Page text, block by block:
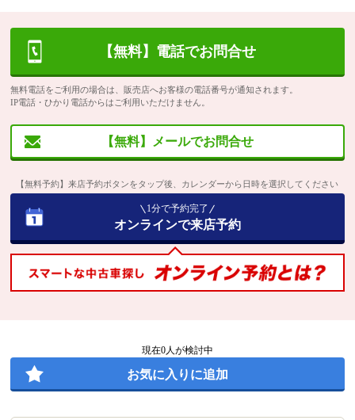
【無料】電話でお問合せ
無料電話をご利用の場合は、販売店へお客様の電話番号が通知されます。
IP電話・ひかり電話からはご利用いただけません。
【無料】メールでお問合せ
【無料予約】来店予約ボタンをタップ後、カレンダーから日時を選択してください
1分で予約完了
オンラインで来店予約
現在0人が検討中
お気に入りに追加